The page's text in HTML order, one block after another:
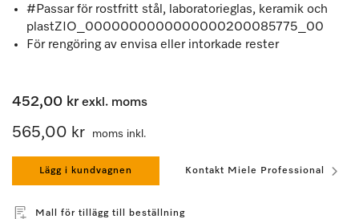
#Passar för rostfritt stål, laboratorieglas, keramik och
plastZIO_0000000000000000200085775_00
För rengöring av envisa eller intorkade rester
452,00 krexkl. moms
565,00 kr moms inkl.
Lägg i kundvagnen Kontakt Miele Professional
Mall för tillägg till beställning